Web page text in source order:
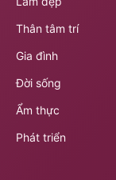
Thân tâm trí
Gia đình
Đời sống
Ẩm thực
Phát triển